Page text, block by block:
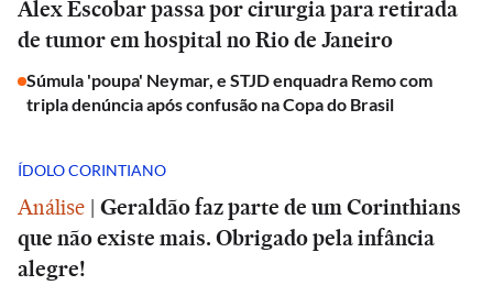
Alex Escobar passa por cirurgia para retirada
de tumor em hospital no Rio de Janeiro
Súmula 'poupa' Neymar, e STJD enquadra Remo com
tripla denúncia após confusão na Copa do Brasil
ÍDOLO CORINTIANO
Análise | Geraldão faz parte de um Corinthians
que não existe mais. Obrigado pela infância
alegre!